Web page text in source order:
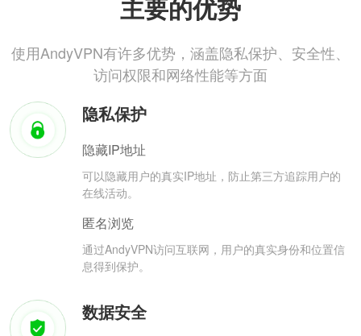
主要的优势
使用AndyVPN有许多优势，涵盖隐私保护、安全性、
访问权限和网络性能等方面
隐私保护
隐藏IP地址
可以隐藏用户的真实IP地址，防止第三方追踪用户的
在线活动。
匿名浏览
通过AndyVPN访问互联网，用户的真实身份和位置信
息得到保护。
数据安全